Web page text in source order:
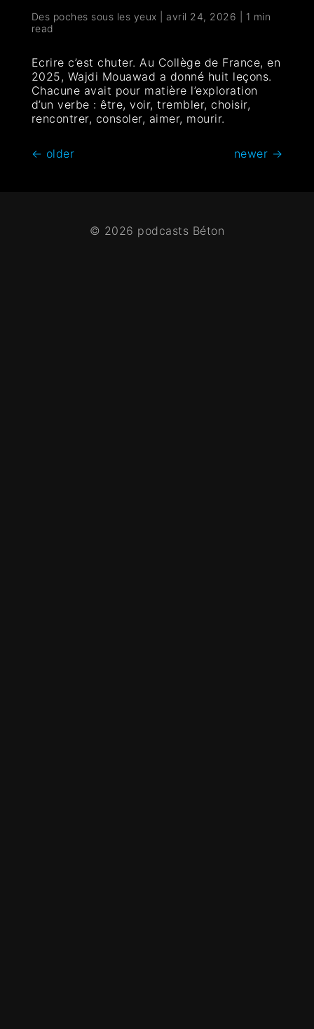
Des poches sous les yeux avril 24, 2026
1 min
read
Ecrire c’est chuter. Au Collège de France, en
2025, Wajdi Mouawad a donné huit leçons.
Chacune avait pour matière l’exploration
d’un verbe : être, voir, trembler, choisir,
rencontrer, consoler, aimer, mourir.
← older newer →
© 2026 podcasts Béton